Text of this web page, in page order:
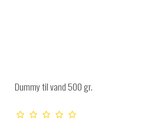
Dummy til vand 500 gr.